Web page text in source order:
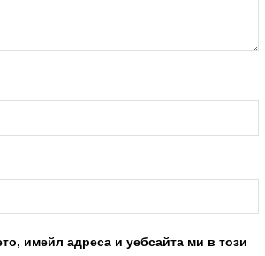
имейл адреса и уебсайта ми в този